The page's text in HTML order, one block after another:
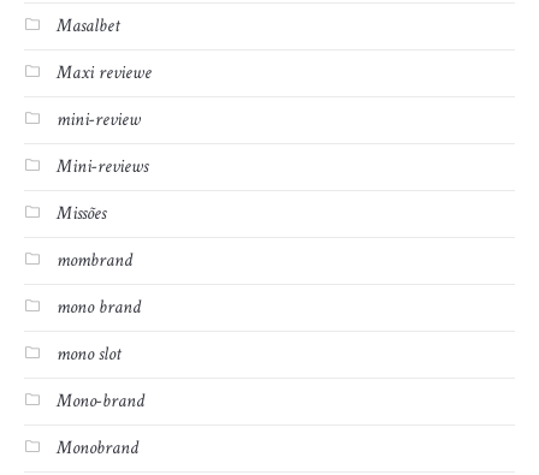
Masalbet
Maxi reviewe
mini-review
Mini-reviews
Missões
mombrand
mono brand
mono slot
Mono-brand
Monobrand